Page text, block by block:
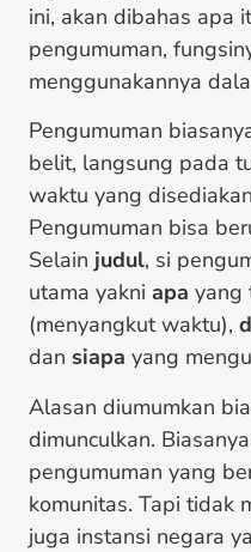
ini, akan dibahas apa
pengumuman,
menggunakannya
Pengumuman
belit, langsung pada
waktu yang
Pengumuman bisa
Selain judul, si
utama yakni apa yang
(menyangkut waktu),
dan siapa yang
Alasan diumumkan
dimunculkan.
pengumuman yang
komunitas. Tapi tidak
juga instansi negara